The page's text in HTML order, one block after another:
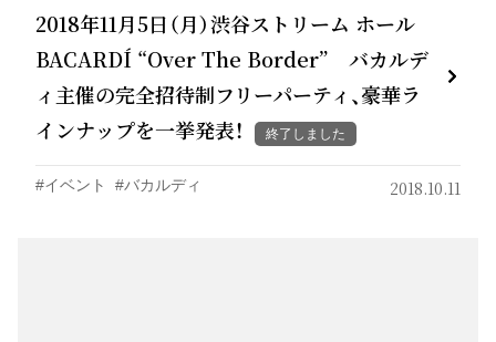
2018年11月5日（月）渋谷ストリーム ホール
BACARDÍ “Over The Border” バカルデ
ィ主催の完全招待制フリーパーティ、豪華ラ
インナップを一挙発表！
終了しました
イベント バカルディ 2018.10.11